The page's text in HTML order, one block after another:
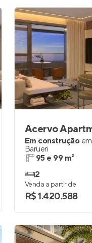
Acervo
Em construção em
Barueri
95 e 99 m²
2
Venda a partir de
R$ 1.420.588